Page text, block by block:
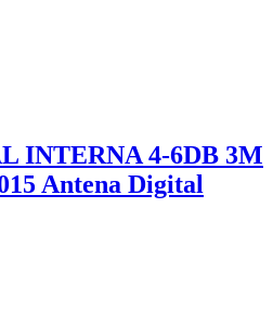
INTERNA 4-6DB 3M
Antena Digital